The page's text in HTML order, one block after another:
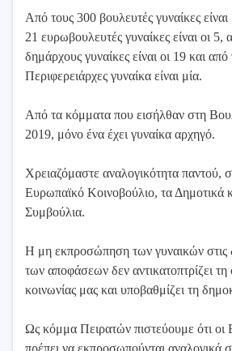
Από τους 300 βουλευτές γυναίκες
21 ευρωβουλευτές γυναίκες είναι οι 5,
δημάρχους γυναίκες είναι οι 19 και
Περιφερειάρχες γυναίκα είναι μία.
Από τα κόμματα που εισήλθαν στη
2019, μόνο ένα έχει γυναίκα αρχηγό.
Χρειαζόμαστε αναλογικότητα παντού,
Ευρωπαϊκό Κοινοβούλιο, τα Δημοτικά
Συμβούλια.
Η μη εκπροσώπηση των γυναικών στις
των αποφάσεων δεν αντικατοπτρίζει
κοινωνίας μας και υποβαθμίζει τη
Ως κόμμα Πειρατών πιστεύουμε ότι οι
πρέπει να εκπροσωπούνται αναλογικά